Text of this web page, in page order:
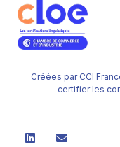
Créées par CCI
certifier les